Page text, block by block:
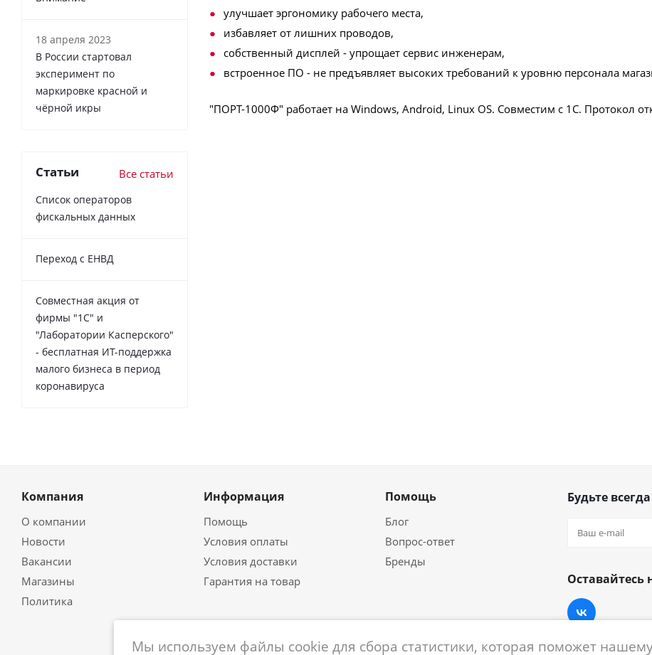
улучшает эргономику рабочего места,
избавляет от лишних проводов,
собственный дисплей - упрощает сервис инженерам,
встроенное ПО - не предъявляет высоких требований к уровню персонала
"ПОРТ-1000Ф" работает на Windows, Android, Linux OS. Совместим с 1С. Протокол
18 апреля 2023
В России cтартовал
эксперимент по
маркировке красной и
чёрной икры
Статьи Все статьи
Список операторов
фискальных данных
Переход с ЕНВД
Совместная акция от
фирмы "1С" и
"Лаборатории Касперского"
- бесплатная ИТ-поддержка
малого бизнеса в период
коронавируса
Компания
О компании
Новости
Вакансии
Магазины
Политика
Информация
Помощь
Условия оплаты
Условия доставки
Гарантия на товар
Помощь
Блог
Вопрос-ответ
Бренды
Будьте
Оставайтесь
Мы используем файлы cookie для сбора статистики, которая поможет нашему